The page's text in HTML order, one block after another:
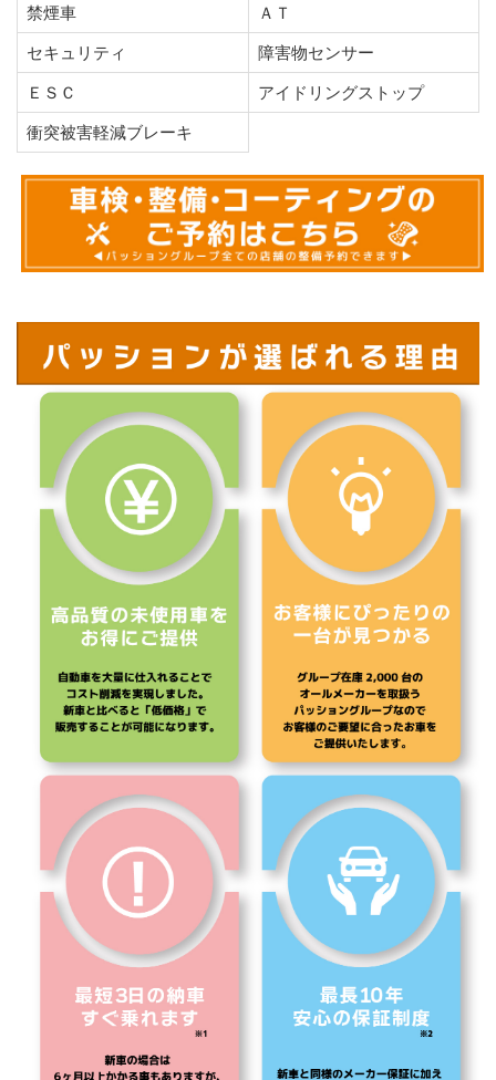
禁煙車 ＡＴ
セキュリティ 障害物センサー
ＥＳＣ アイドリングストップ
衝突被害軽減ブレーキ